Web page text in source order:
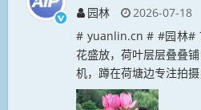
园林
2026-07-18
# yuanlin.cn # #园林#
花盛放，荷叶层层叠叠
机，蹲在荷塘边专注拍
度，时而观察光影，用